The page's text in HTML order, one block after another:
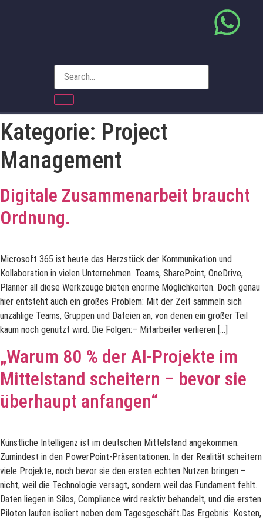
Kategorie: Project
Management
Digitale Zusammenarbeit braucht
Ordnung.
Microsoft 365 ist heute das Herzstück der Kommunikation und
Kollaboration in vielen Unternehmen. Teams, SharePoint, OneDrive,
Planner all diese Werkzeuge bieten enorme Möglichkeiten. Doch genau
hier entsteht auch ein großes Problem: Mit der Zeit sammeln sich
unzählige Teams, Gruppen und Dateien an, von denen ein großer Teil
kaum noch genutzt wird. Die Folgen:– Mitarbeiter verlieren […]
„Warum 80 % der AI-Projekte im
Mittelstand scheitern – bevor sie
überhaupt anfangen“
Künstliche Intelligenz ist im deutschen Mittelstand angekommen.
Zumindest in den PowerPoint-Präsentationen. In der Realität scheitern
viele Projekte, noch bevor sie den ersten echten Nutzen bringen –
nicht, weil die Technologie versagt, sondern weil das Fundament fehlt.
Daten liegen in Silos, Compliance wird reaktiv behandelt, und die ersten
Piloten laufen isoliert neben dem Tagesgeschäft.Das Ergebnis: Kosten,